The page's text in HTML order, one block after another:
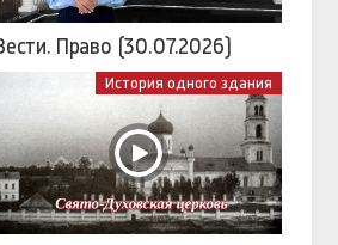
Право (30.07.2026)
История одного здания